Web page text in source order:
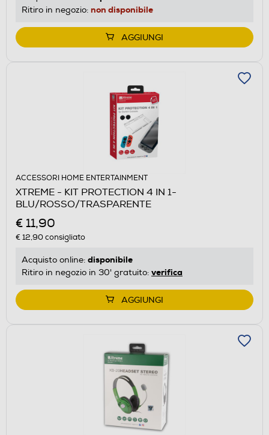
Ritiro in negozio: non disponibile
AGGIUNGI
ACCESSORI HOME ENTERTAINMENT
XTREME - KIT PROTECTION 4 IN 1-
BLU/ROSSO/TRASPARENTE
€ 11,90
€ 12,90consigliato
Acquisto online: disponibile
Ritiro in negozio in 30' gratuito: verifica
AGGIUNGI